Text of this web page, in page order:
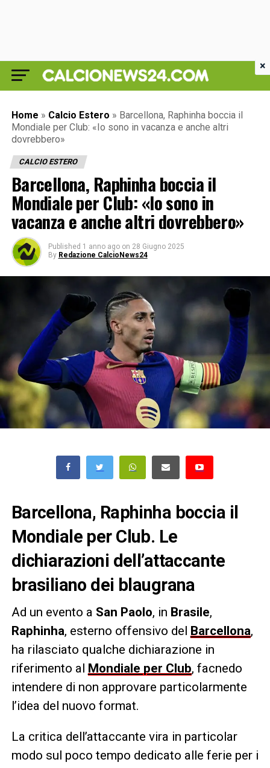
Home » Calcio Estero » Barcellona, Raphinha boccia il
Mondiale per Club: «Io sono in vacanza e anche altri
dovrebbero»
CALCIO ESTERO
Barcellona, Raphinha boccia il
Mondiale per Club: «Io sono in
vacanza e anche altri dovrebbero»
Published 1 anno ago on 28 Giugno 2025
By Redazione CalcioNews24
Barcellona, Raphinha boccia il
Mondiale per Club. Le
dichiarazioni dell’attaccante
brasiliano dei blaugrana
Ad un evento a San Paolo, in Brasile,
Raphinha, esterno offensivo del Barcellona,
ha rilasciato qualche dichiarazione in
riferimento al Mondiale per Club, facnedo
intendere di non approvare particolarmente
l’idea del nuovo format.
La critica dell’attaccante vira in particolar
modo sul poco tempo dedicato alle ferie per i
×